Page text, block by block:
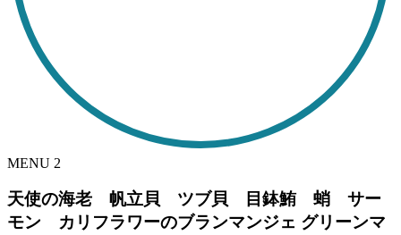
MENU 2
天使の海老 帆立貝 ツブ貝 目鉢鮪 蛸 サー
モン カリフラワーのブランマンジェ グリーンマ